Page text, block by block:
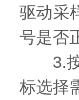
驱动采
号是否
3.按
标选择